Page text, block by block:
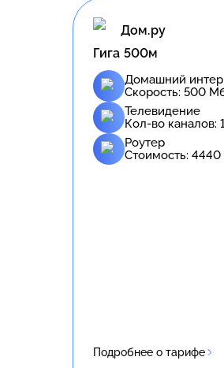
Дом.ру
Гига 500м
Домашний
Скорость: 500
Телевидение
Кол-во каналов:
Роутер
Стоимость: 4440
Подробнее о тарифе